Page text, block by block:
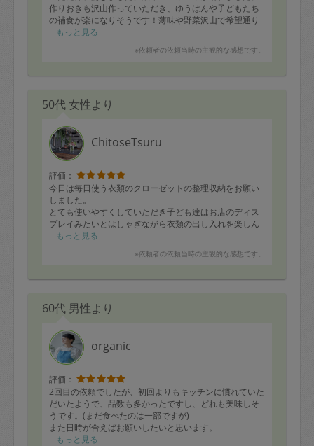
作りおきも沢山作っていただき、ゆうはんや子どもたち
の補食が楽になりそうです！薄味や野菜沢山で希望通り
の美味しい料理で嬉しいです。またよろしくお願い致し
もっと見る
※依頼者の依頼当時の主観的な感想です。
50代 女性より
ChitoseTsuru
評価：
今日は毎日使う衣類のクローゼットの整理収納をお願い
しました。
とても使いやすくしていただき子ども達はお店のディス
プレイみたいとはしゃぎながら衣類の出し入れを楽しん
でおりました。
もっと見る
※依頼者の依頼当時の主観的な感想です。
60代 男性より
organic
評価：
2回目の依頼でしたが、初回よりもキッチンに慣れていた
だいたようで、品数も多かったですし、どれも美味しそ
うです。(まだ食べたのは一部ですが)
また日時が合えばお願いしたいと思います。
もっと見る